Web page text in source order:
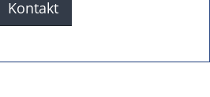
Kontakt